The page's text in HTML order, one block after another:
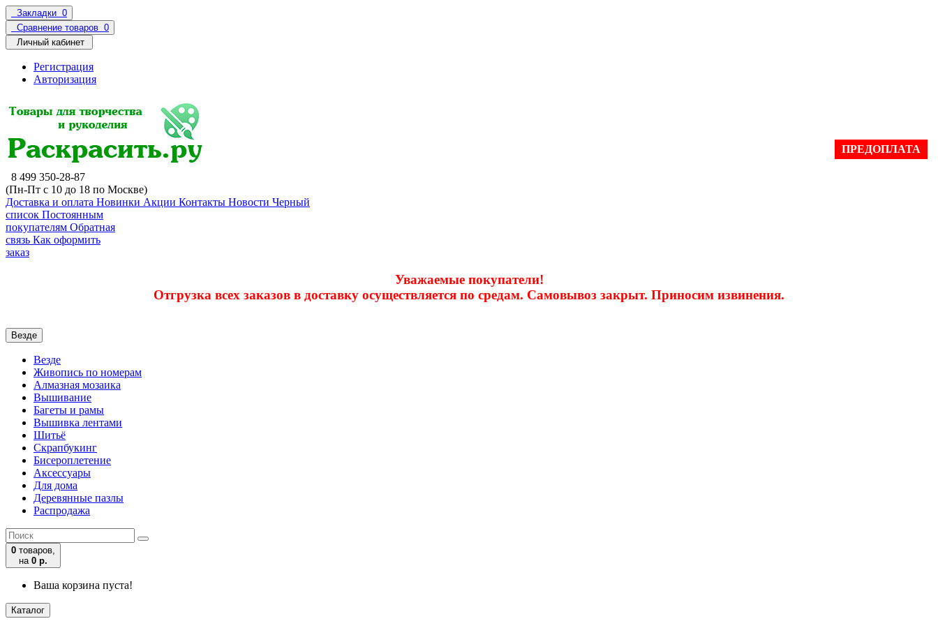
Закладки 0
Сравнение товаров 0
Личный кабинет
Регистрация
Авторизация
8 499 350-28-87
(Пн-Пт с 10 до 18 по Москве)
Доставка и оплата Новинки Акции Контакты Новости Черный
список Постоянным
покупателям Обратная
связь Как оформить
заказ
Уважаемые покупатели!
Отгрузка всех заказов в доставку осуществляется по средам. Самовывоз закрыт. Приносим извинения.
Везде
Везде
Живопись по номерам
Алмазная мозаика
Вышивание
Багеты и рамы
Вышивка лентами
Шитьё
Скрапбукинг
Бисероплетение
Аксессуары
Для дома
Деревянные пазлы
Распродажа
0 товаров,
на 0 р.
Ваша корзина пуста!
Каталог
ПРЕДОПЛАТА